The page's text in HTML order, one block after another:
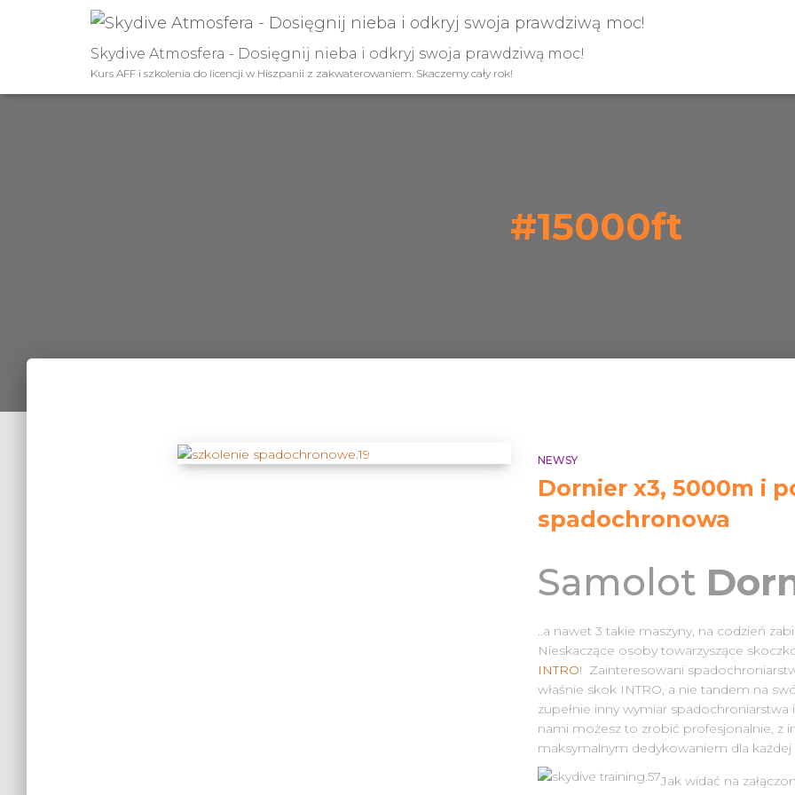
Skydive Atmosfera - Dosięgnij nieba i odkryj swoja prawdziwą moc!
Kurs AFF i szkolenia do licencji w Hiszpanii z zakwaterowaniem. Skaczemy cały rok!
#15000ft
NEWSY
Dornier x3, 5000m i
spadochronowa
Samolot
..a nawet 3 takie maszyny, na codzień
Nieskaczące osoby towarzyszące
INTRO! Zainteresowani
właśnie skok INTRO, a nie tandem na
zupełnie inny wymiar
nami możesz to zrobić profesjonalnie, z
maksymalnym dedykowaniem dla
Jak widać na